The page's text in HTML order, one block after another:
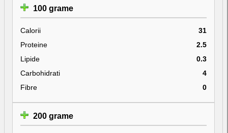
100 grame
Calorii
31
Proteine
2.5
Lipide
0.3
Carbohidrati
4
Fibre
0
200 grame